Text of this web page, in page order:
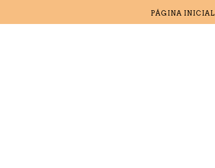
PÁGINA INICIAL